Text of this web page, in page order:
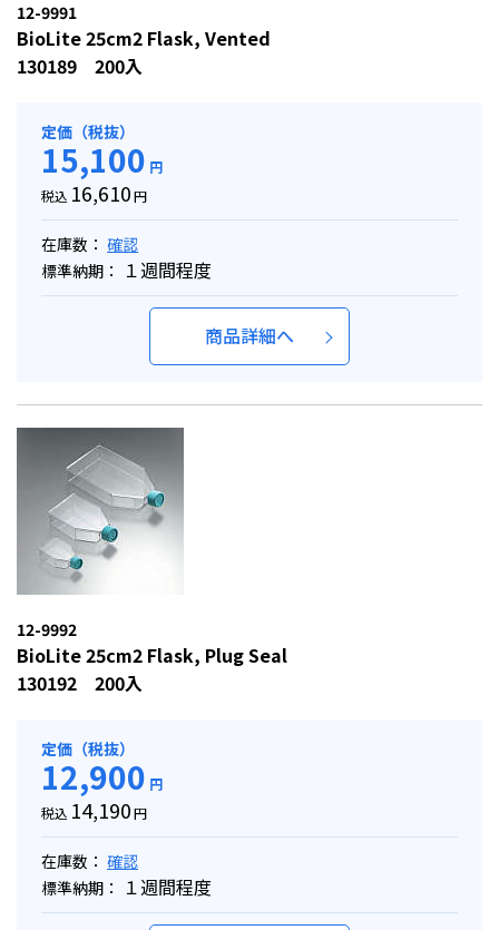
12-9991
BioLite 25cm2 Flask, Vented
130189 200入
定価（税抜）
15,100 円
税込 16,610円
在庫数： 確認
標準納期：
１週間程度
商品詳細へ
12-9992
BioLite 25cm2 Flask, Plug Seal
130192 200入
定価（税抜）
12,900 円
税込 14,190円
在庫数： 確認
標準納期：
１週間程度